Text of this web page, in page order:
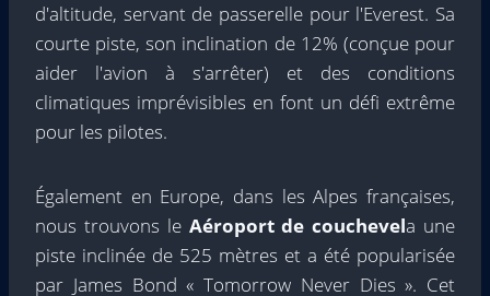
d'altitude, servant de passerelle pour l'Everest. Sa
courte piste, son inclination de 12% (conçue pour
aider l'avion à s'arrêter) et des conditions
climatiques imprévisibles en font un défi extrême
pour les pilotes.
Également en Europe, dans les Alpes françaises,
nous trouvons le Aéroport de couchevela une
piste inclinée de 525 mètres et a été popularisée
par James Bond « Tomorrow Never Dies ». Cet